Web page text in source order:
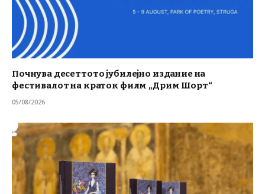
Почнува десеттото јубилејно издание на
фестивалот на краток филм „Дрим Шорт“
05/08/2026